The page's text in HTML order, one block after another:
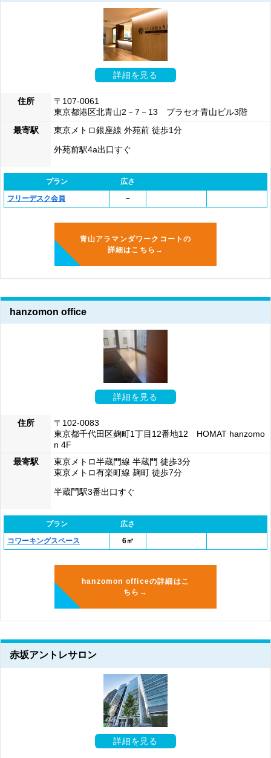
詳細を見る
住所
〒107‐0061
東京都港区北青山2－7－13 プラセオ青山ビル3階
最寄駅
東京メトロ銀座線 外苑前 徒歩1分
外苑前駅4a出口すぐ
プラン
広さ
フリーデスク会員
－
青山アラマンダワークコートの
詳細はこちら→
hanzomon office
詳細を見る
住所
〒102-0083
東京都千代田区麹町1丁目12番地12 HOMAT hanzomo
n 4F
最寄駅
東京メトロ半蔵門線 半蔵門 徒歩3分
東京メトロ有楽町線 麹町 徒歩7分
半蔵門駅3番出口すぐ
プラン
広さ
コワーキングスペース
6㎡
hanzomon officeの詳細はこ
ちら→
赤坂アントレサロン
詳細を見る